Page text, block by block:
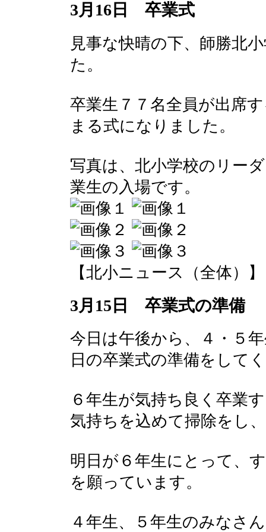
3月16日 卒業式
見事な快晴の下、師勝北
た。
卒業生７７名全員が出席
まる式になりました。
写真は、北小学校のリー
業生の入場です。
【北小ニュース（全体）
3月15日 卒業式の準備
今日は午後から、４・５
日の卒業式の準備をして
６年生が気持ち良く卒業
気持ちを込めて掃除をし
明日が６年生にとって、
を願っています。
４年生、５年生のみなさ